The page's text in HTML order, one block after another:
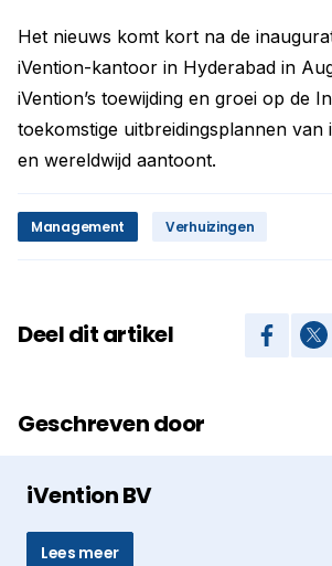
Het nieuws komt kort na de
iVention-kantoor in Hyderabad in
iVention’s toewijding en groei op de
toekomstige uitbreidingsplannen van
en wereldwijd aantoont.
Management Verhuizingen
Deel dit artikel
Geschreven door
iVention BV
Lees meer